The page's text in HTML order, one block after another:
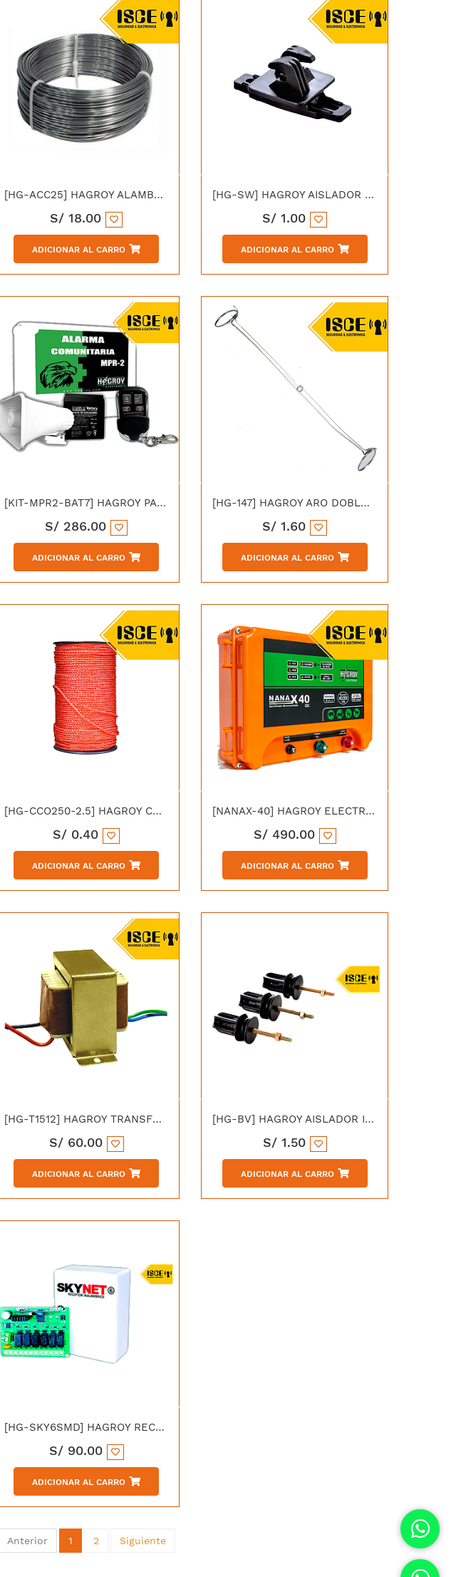
[HG-ACC25] HAGROY ALAMBRE ACERADO 2.5MM
S/18.00
ADICIONAR AL CARRO
[HG-SW] HAGROY AISLADOR TEMPLADOR PLANO SW
S/1.00
ADICIONAR AL CARRO
[KIT-MPR2-BAT7] HAGROY PANEL DE ALARMA COMUNITARIA CON BAT. 12V-7AMP, INCLUYE SIRENA,
S/ 286.00
ADICIONAR AL CARRO
[HG-147] HAGROY ARO DOBLE CON TUERCA 1/4"
S/1.60
ADICIONAR AL CARRO
[HG-CCO250-2.5] HAGROY CABLE DE CERCO ELECTRICO NARANJA / POLYWIRE 250m 2.MM 6 x 0.20MMSS
S/ 0.40
ADICIONAR AL CARRO
[NANAX-40] HAGROY ELECTRIFICADOR GANADERO 40KM 4.0JOULES 12VDC
S/ 490.00
ADICIONAR AL CARRO
[HG-T1512] HAGROY TRANSFORMADOR 12V 1.5AMP
S/ 60.00
ADICIONAR AL CARRO
[HG-BV] HAGROY AISLADOR INTERMEDIO BV
S/ 1.50
ADICIONAR AL CARRO
[HG-SKY6SMD] HAGROY RECEPTOR INALAMBRICO DE 6 CANALES
S/ 90.00
ADICIONAR AL CARRO
Anterior 1 2 Siguiente